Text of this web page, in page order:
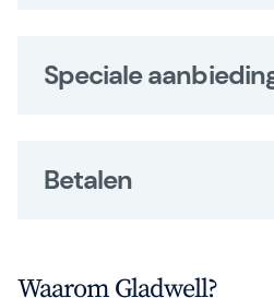
Speciale
Betalen
Waarom Gladwell?